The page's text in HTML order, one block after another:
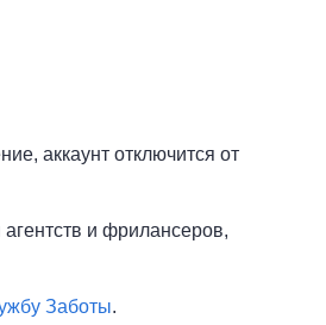
аккаунт отключится от
и фрилансеров,
Заботы.